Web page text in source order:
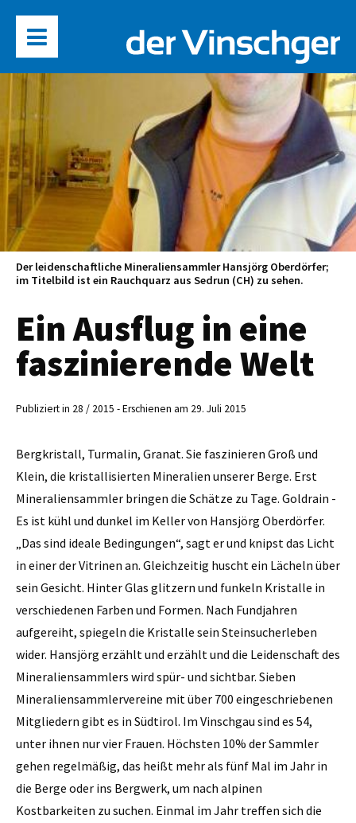
Der leidenschaftliche Mineraliensammler Hansjörg Oberdörfer;
im Titelbild ist ein Rauchquarz aus Sedrun (CH) zu sehen.
Ein Ausflug in eine
faszinierende Welt
Publiziert in 28 / 2015 - Erschienen am 29. Juli 2015
Bergkristall, Turmalin, Granat. Sie faszinieren Groß und
Klein, die kristallisierten Mineralien unserer Berge. Erst
Mineraliensammler bringen die Schätze zu Tage. Goldrain -
Es ist kühl und dunkel im Keller von Hansjörg Oberdörfer.
„Das sind ideale Bedingungen“, sagt er und knipst das Licht
in einer der Vitrinen an. Gleichzeitig huscht ein Lächeln über
sein Gesicht. Hinter Glas glitzern und funkeln Kristalle in
verschiedenen Farben und Formen. Nach Fundjahren
aufgereiht, spiegeln die Kristalle sein Stein­sucherleben
wider. Hansjörg erzählt und erzählt und die Leidenschaft des
Mineraliensammlers wird spür- und sichtbar. Sieben
Mineraliensammler­vereine mit über 700 eingeschriebenen
Mitgliedern gibt es in Südtirol. Im Vinschgau sind es 54,
unter ihnen nur vier Frauen. Höchsten 10% der Sammler
gehen regelmäßig, das heißt mehr als fünf Mal im Jahr in
die Berge oder ins Bergwerk, um nach alpinen
Kostbarkeiten zu suchen. Einmal im Jahr treffen sich die